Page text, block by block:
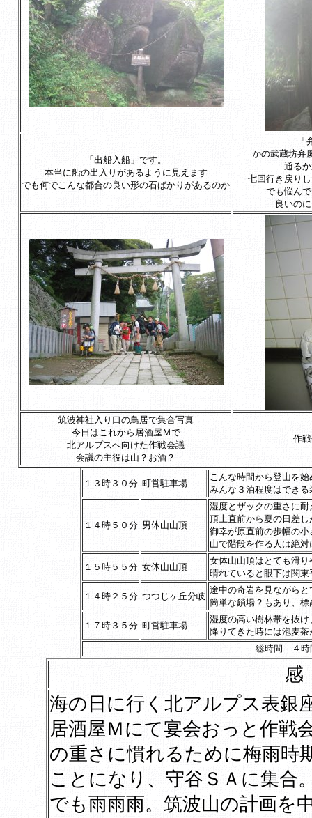
「出船入船」です。
本当に船の出入りがあるように見えます
でも何でこんな都合の良い形の石ばかりがあるのか
かの武蔵坊弁
通る
七回行き戻り
でも悩ん
良いの
筑波神社入り口の鳥居で集合写真
今日はこれから居酒屋Ｍで
北アルプスへ向けた作戦会議
会議の主役は山？お酒？
作
１３時３０分 町営駐車場
こんな時間から登山を
みんな３泊程度はでき
１４時５０分 男体山山頂
湿度とザックの重さに
頂上直前から夏の日差
御幸が原直前の歩幅の
山で階段を作る人は絶
１５時５５分 女体山山頂
女体山山頂はとても滑
晴れていると眼下は関
１４時２５分 つつじヶ丘分岐
途中の奇岩を見ながら
簡単な鎖場？もあり、
１７時３５分 町営駐車場
湿度の高い樹林帯を抜
降りてきた時には泡麦
総時間 ４
海の日に行く北アルプス表銀
居酒屋Ｍにて宴会おっと作戦
の重さに慣れるために梅雨時
ことになり、守谷ＳＡに集合
でも雨雨雨。筑波山の計画を